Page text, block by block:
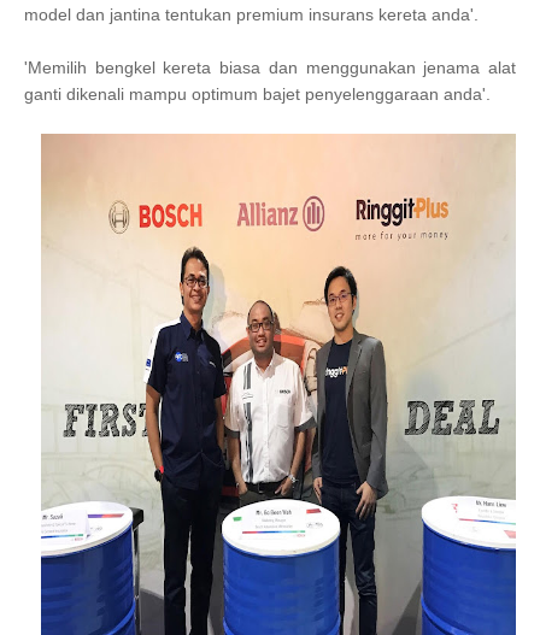
model dan jantina tentukan premium insurans kereta anda'.
'Memilih bengkel kereta biasa dan menggunakan jenama alat
ganti dikenali mampu optimum bajet penyelenggaraan anda'.